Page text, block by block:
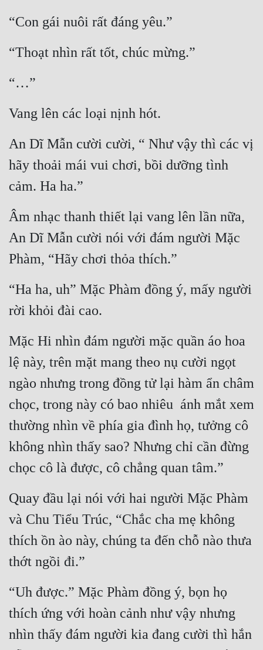
“Con gái nuôi rất đáng yêu.”
“Thoạt nhìn rất tốt, chúc mừng.”
“…”
Vang lên các loại nịnh hót.
An Dĩ Mẫn cười cười, “ Như vậy thì các vị
hãy thoải mái vui chơi, bồi dưỡng tình
cảm. Ha ha.”
Âm nhạc thanh thiết lại vang lên lần nữa,
An Dĩ Mẫn cười nói với đám người Mặc
Phàm, “Hãy chơi thỏa thích.”
“Ha ha, uh” Mặc Phàm đồng ý, mấy người
rời khỏi đài cao.
Mặc Hi nhìn đám người mặc quần áo hoa
lệ này, trên mặt mang theo nụ cười ngọt
ngào nhưng trong đồng tử lại hàm ẩn châm
chọc, trong này có bao nhiêu  ánh mắt xem
thường nhìn về phía gia đình họ, tưởng cô
không nhìn thấy sao? Nhưng chỉ cần đừng
chọc cô là được, cô chẳng quan tâm.”
Quay đầu lại nói với hai người Mặc Phàm
và Chu Tiểu Trúc, “Chắc cha mẹ không
thích ồn ào này, chúng ta đến chỗ nào thưa
thớt ngồi đi.”
“Uh được.” Mặc Phàm đồng ý, bọn họ
thích ứng với hoàn cảnh như vậy nhưng
nhìn thấy đám người kia đang cười thì hắn